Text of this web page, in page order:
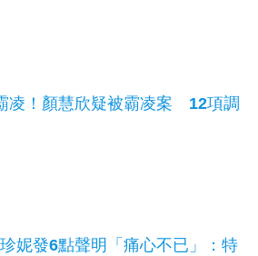
凌！顏慧欣疑被霸凌案 12項調
妮發6點聲明「痛心不已」：特